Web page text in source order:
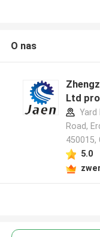
O nas
Ltd
Yard
Road,
450015,
5.0